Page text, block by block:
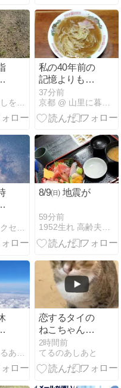
私の40年前の
記憶よりも短
かった
37分前
8/9㈰ 地震が
59分前
恋するタイの
ねこちゃん@
パットのお姉
さんのレスト
ラン
2時間前
てるのあしあと